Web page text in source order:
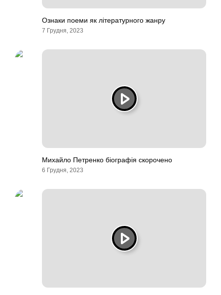
Ознаки поеми як літературного жанру
7 Грудня, 2023
Михайло Петренко біографія скорочено
6 Грудня, 2023